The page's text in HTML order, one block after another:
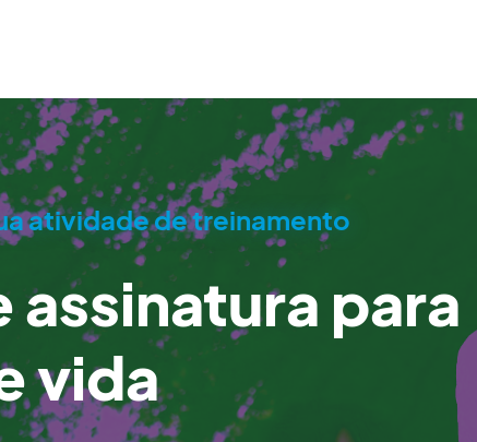
atividade de treinamento
assinatura para
vida